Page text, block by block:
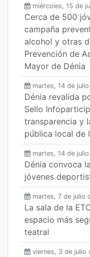
miércoles, 15 de
Cerca de 500
campaña
alcohol y otras
Prevención de
Mayor de Dénia
martes, 14 de
Dénia revalida
Sello
transparencia y
pública local de
martes, 14 de
Dénia convoca
jóvenes
martes, 7 de julio
La sala de la
espacio más
teatral
viernes, 3 de julio